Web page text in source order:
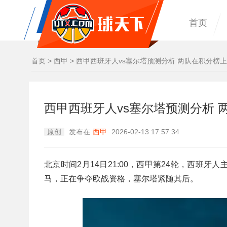
首页
首页 > 西甲 > 西甲西班牙人vs塞尔塔预测分析 两队在积分榜
西甲西班牙人vs塞尔塔预测分析
原创 发布在 西甲 2026-02-13 17:57:34
北京时间2月14日21:00，西甲第24轮，西班牙人
马，正在争夺欧战资格，塞尔塔紧随其后。